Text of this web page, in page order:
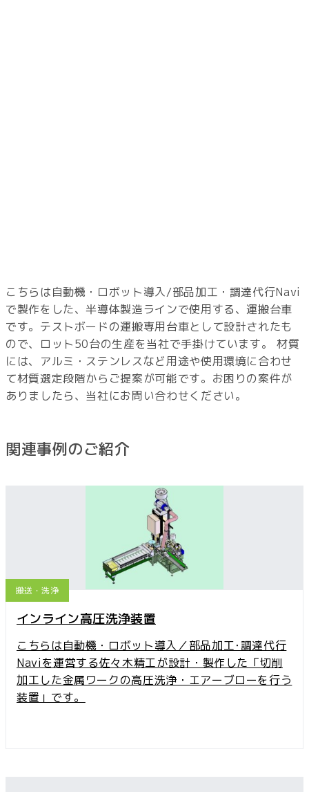
こちらは自動機・ロボット導入/部品加工・調達代行Navi
で製作をした、半導体製造ラインで使用する、運搬台車
です。テストボードの運搬専用台車として設計されたも
ので、ロット50台の生産を当社で手掛けています。 材質
には、アルミ・ステンレスなど用途や使用環境に合わせ
て材質選定段階からご提案が可能です。お困りの案件が
ありましたら、当社にお問い合わせください。
関連事例のご紹介
搬送・洗浄
インライン高圧洗浄装置
こちらは自動機・ロボット導入／部品加工･調達代行
Naviを運営する佐々木精工が設計・製作した「切削
加工した金属ワークの高圧洗浄・エアーブローを行う
装置」です。